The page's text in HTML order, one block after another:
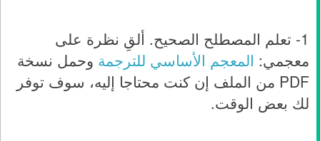
1- تعلم المصطلح الصحيح. ألقِ نظرة على
معجمي: المعجم الأساسي للترجمة وحمل نسخة
PDF من الملف إن كنت محتاجا إليه، سوف توفر
لك بعض الوقت.